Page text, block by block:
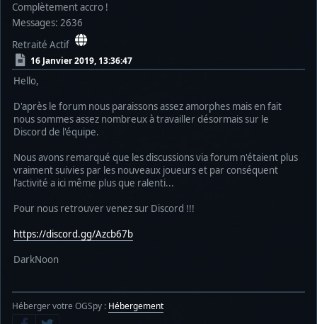
Complètement accro !
Messages: 2636
Retraité Actif
16 Janvier 2019, 13:36:47
Hello,
D'après le forum nous paraissons assez amorphes mais en fait
nous sommes assez nombreux à travailler désormais sur le
Discord de l'équipe.
Nous avons remarqué que les discussions via forum n'étaient plus
vraiment suivies par les nouveaux joueurs et par conséquent
l'activité a ici même plus que ralenti...
Pour nous retrouver venez sur Discord !!!
https://discord.gg/Azcb67b
DarkNoon
Héberger votre OGSpy : Hébergement